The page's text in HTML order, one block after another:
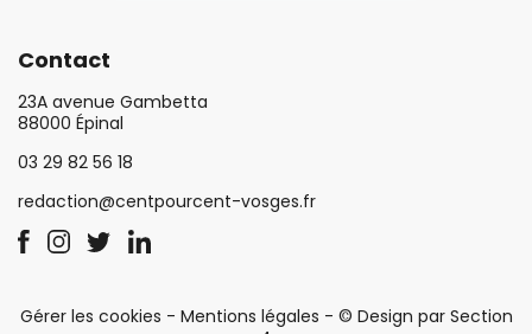
Contact
23A avenue Gambetta
88000 Épinal
03 29 82 56 18
redaction@centpourcent-vosges.fr
Gérer les cookies - Mentions légales - © Design par Section